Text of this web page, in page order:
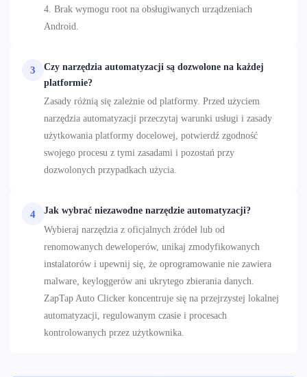
4. Brak wymogu root na obsługiwanych urządzeniach
Android.
3
Czy narzędzia automatyzacji są dozwolone na każdej
platformie?
Zasady różnią się zależnie od platformy. Przed użyciem
narzędzia automatyzacji przeczytaj warunki usługi i zasady
użytkowania platformy docelowej, potwierdź zgodność
swojego procesu z tymi zasadami i pozostań przy
dozwolonych przypadkach użycia.
4
Jak wybrać niezawodne narzędzie automatyzacji?
Wybieraj narzędzia z oficjalnych źródeł lub od
renomowanych deweloperów, unikaj zmodyfikowanych
instalatorów i upewnij się, że oprogramowanie nie zawiera
malware, keyloggerów ani ukrytego zbierania danych.
ZapTap Auto Clicker koncentruje się na przejrzystej lokalnej
automatyzacji, regulowanym czasie i procesach
kontrolowanych przez użytkownika.